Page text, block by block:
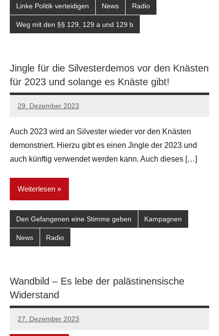
Linke Politik verteidigen News Radio
Weg mit den §§ 129, 129 a und 129 b
Jingle für die Silvesterdemos vor den Knästen
für 2023 und solange es Knäste gibt!
29. Dezember 2023
network
Auch 2023 wird an Silvester wieder vor den Knästen
demonstriert. Hierzu gibt es einen Jingle der 2023 und
auch künftig verwendet werden kann. Auch dieses […]
Weiterlesen
Den Gefangenen eine Stimme geben Kampagnen
News Radio
Wandbild – Es lebe der palästinensische
Widerstand
27. Dezember 2023
network